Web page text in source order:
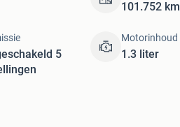
101.752 km
5
Motorinhoud
1.3 liter